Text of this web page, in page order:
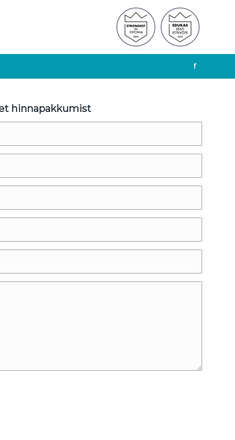
f
hinnapakkumist